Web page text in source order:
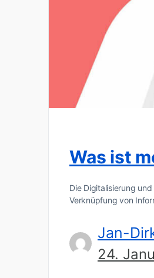
Was ist
Die Digitalisierung
Verknüpfung von
Jan-
24.